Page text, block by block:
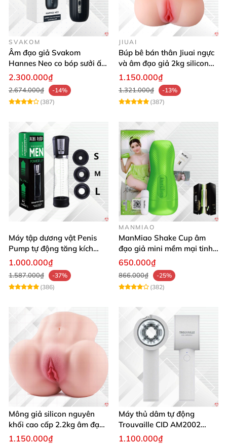
SVAKOM
Âm đạo giả Svakom
Hannes Neo co bóp sưởi ấm
điều khiển app tiện lợi kích
thích mạnh mẽ
2.300.000₫
2.674.000₫
-14%
(387)
JIUAI
Búp bê bán thân Jiuai ngực
và âm đạo giả 2kg silicon
nguyên khối cao cấp
1.150.000₫
1.321.000₫
-13%
(387)
Máy tập dương vật Penis
Pump tự động tăng kích
thước hiệu quả nhanh
1.000.000₫
1.587.000₫
-37%
(386)
MANMIAO
ManMiao Shake Cup âm
đạo giả mini mềm mại tinh
tế kích thích cực đỉnh
650.000₫
866.000₫
-25%
(382)
Mông giả silicon nguyên
khối cao cấp 2.2kg âm đạo
và hậu môn khít bót
1.150.000₫
Máy thủ dâm tự động
Trouvaille CID AM2002
tăng khoái cảm
1.100.000₫